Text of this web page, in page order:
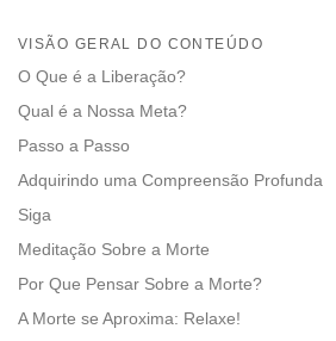
on
VISÃO GERAL DO CONTEÚDO
O Que é a Liberação?
Qual é a Nossa Meta?
Passo a Passo
Adquirindo uma Compreensão Profunda
Siga
Meditação Sobre a Morte
Por Que Pensar Sobre a Morte?
A Morte se Aproxima: Relaxe!